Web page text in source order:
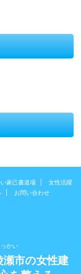
家己書道場
女性活躍
お問い合わせ
かい
市の女性建